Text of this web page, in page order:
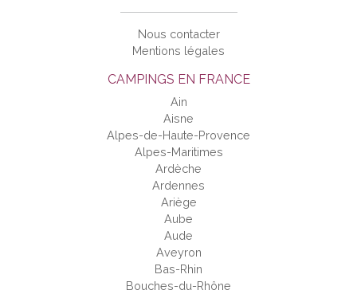
CAMPINGS EN FRANCE
Ain
Aisne
Alpes-de-Haute-Provence
Alpes-Maritimes
Ardèche
Ardennes
Ariège
Aube
Aude
Aveyron
Bas-Rhin
Bouches-du-Rhône
Nous contacter
Mentions légales